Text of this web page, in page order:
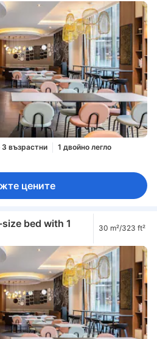
възрастни
1 двойно легло
цените
bed with 1
30 m²/323 ft²